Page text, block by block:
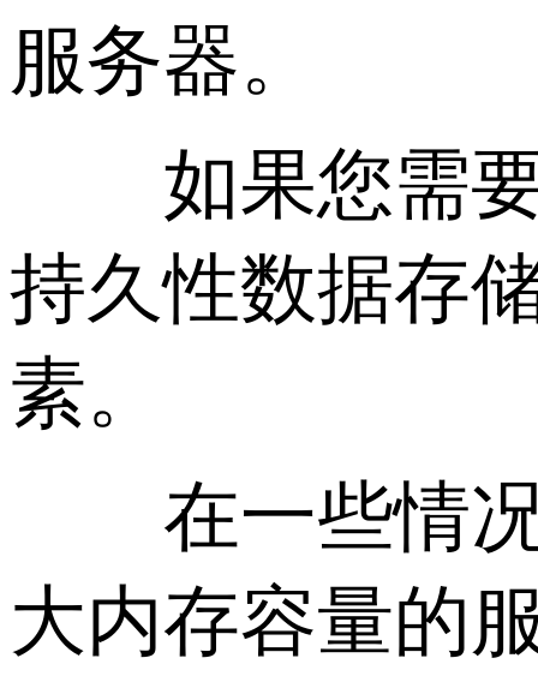
服务器。
如果您需要
持久性数据存
素。
在一些情况
大内存容量的